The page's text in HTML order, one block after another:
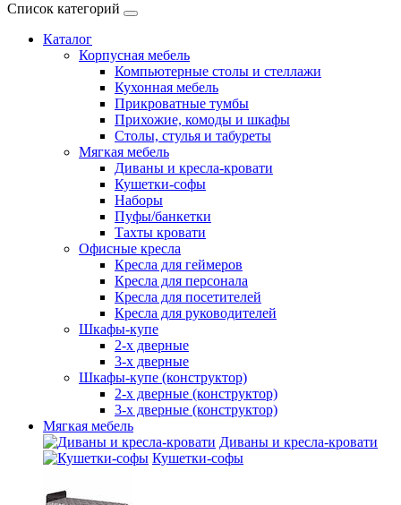
Список категорий
Каталог
Корпусная мебель
Компьютерные столы и стеллажи
Кухонная мебель
Прикроватные тумбы
Прихожие, комоды и шкафы
Столы, стулья и табуреты
Мягкая мебель
Диваны и кресла-кровати
Кушетки-софы
Наборы
Пуфы/банкетки
Тахты кровати
Офисные кресла
Кресла для геймеров
Кресла для персонала
Кресла для посетителей
Кресла для руководителей
Шкафы-купе
2-х дверные
3-х дверные
Шкафы-купе (конструктор)
2-х дверные (конструктор)
3-х дверные (конструктор)
Мягкая мебель
Диваны и кресла-кровати
Кушетки-софы